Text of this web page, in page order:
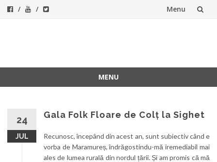
Menu
MENU
24
JUL
Gala Folk Floare de Colț la Sighet
Recunosc, începând din acest an, sunt subiectiv când e
vorba de Maramureș, îndrăgostindu-mă iremediabil mai
ales de lumea rurală din nordul țării. Și am promis că mă